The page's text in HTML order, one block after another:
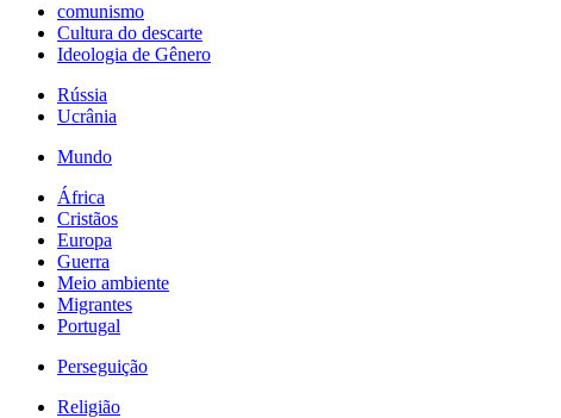
comunismo
Cultura do descarte
Ideologia de Gênero
Rússia
Ucrânia
Mundo
África
Cristãos
Europa
Guerra
Meio ambiente
Migrantes
Portugal
Perseguição
Religião